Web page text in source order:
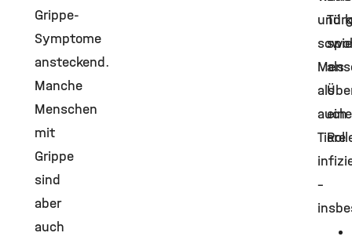
Grippe-
Symptome
ansteckend.
Manche
Menschen
mit
Grippe
sind
aber
auch
und
als
auch
Tiere
–
als
eine